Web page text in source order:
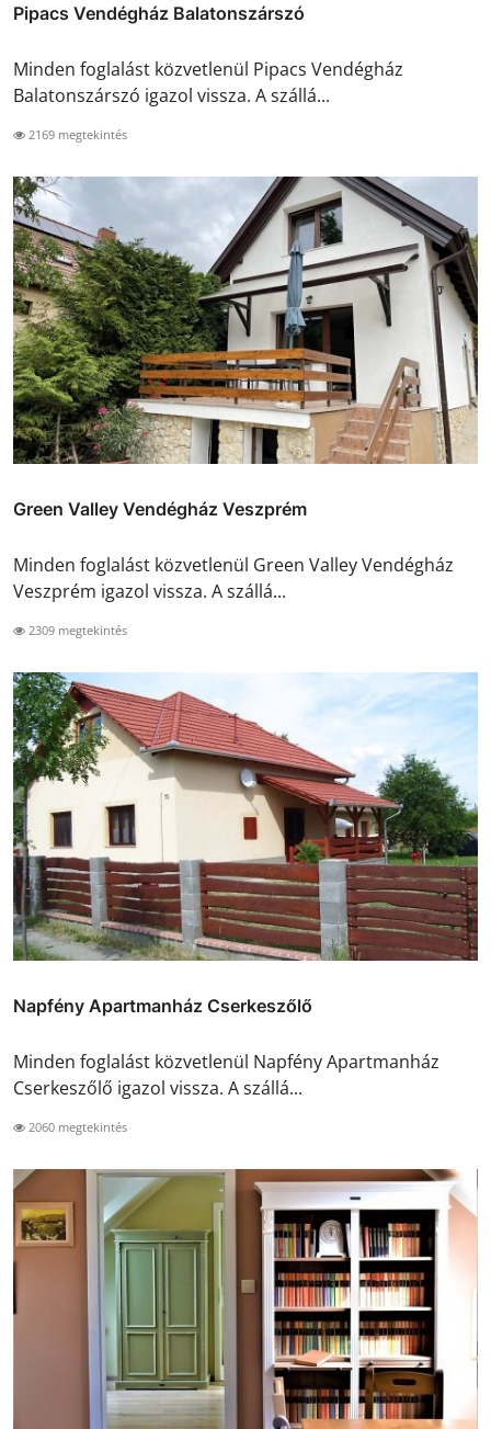
Pipacs Vendégház Balatonszárszó
Minden foglalást közvetlenül Pipacs Vendégház
Balatonszárszó igazol vissza. A szállá...
2169 megtekintés
Green Valley Vendégház Veszprém
Minden foglalást közvetlenül Green Valley Vendégház
Veszprém igazol vissza. A szállá...
2309 megtekintés
Napfény Apartmanház Cserkeszőlő
Minden foglalást közvetlenül Napfény Apartmanház
Cserkeszőlő igazol vissza. A szállá...
2060 megtekintés